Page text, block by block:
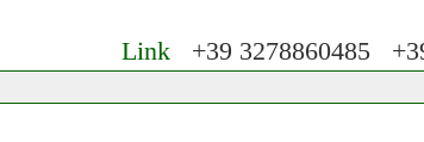
per Lavoro nel Network 3.000
Link +39 3278860485